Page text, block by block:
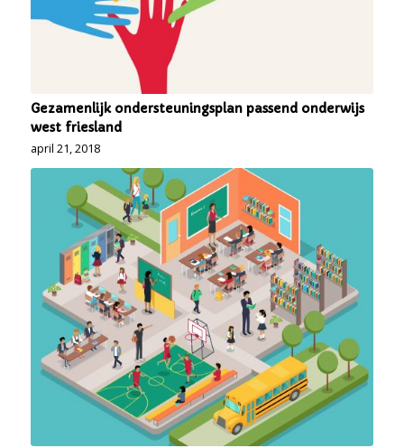
Gezamenlijk ondersteuningsplan passend onderwijs
west friesland
april 21, 2018